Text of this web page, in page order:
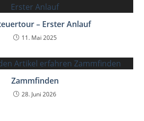
– Erster Anlauf
11. Mai 2025
Zammfinden
28. Juni 2026